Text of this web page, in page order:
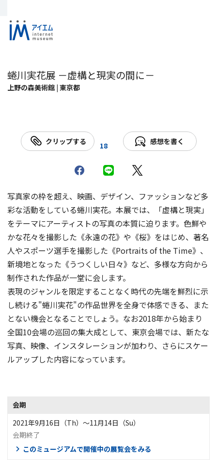
蜷川実花展 －虚構と現実の間に－
上野の森美術館 | 東京都
クリップする 18 感想を書く
写真家の枠を超え、映画、デザイン、ファッションなど多
彩な活動をしている蜷川実花。本展では、「虚構と現実」
をテーマにアーティストの写真の本質に迫ります。色鮮や
かな花々を撮影した《永遠の花》や《桜》をはじめ、著名
人やスポーツ選手を撮影した《Portraits of the Time》、
新境地となった《うつくしい日々》など、多様な方向から
制作された作品が一堂に会します。
表現のジャンルを限定することなく時代の先端を鮮烈に示
し続ける"蜷川実花"の作品世界を全身で体感できる、また
とない機会となることでしょう。なお2018年から始まり
全国10会場の巡回の集大成として、東京会場では、新たな
写真、映像、インスタレーションが加わり、さらにスケー
ルアップした内容になっています。
会期
2021年9月16日（Th）〜11月14日（Su）
会期終了
このミュージアムで開催中の展覧会をみる